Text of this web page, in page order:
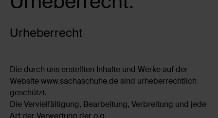
Urheberrecht
Die durch uns erstellten Inhalte und Werke auf der
Website www.sachaschuhe.de sind urheberrechtlich
geschützt.
Die Vervielfältigung, Bearbeitung, Verbreitung und jede
Art der Verwertung der o.g.